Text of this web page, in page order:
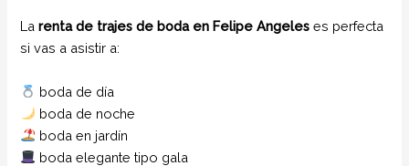
Larenta de trajes de boda en Felipe Angeleses perfecta
si vas a asistir a:
boda de día
boda de noche
boda en jardín
boda elegante tipo gala